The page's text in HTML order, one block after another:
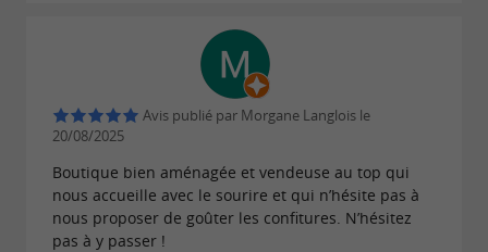
Une qualité irréprochable sans
compromis
L'un des secrets des confitures de Les
Confitures du Clocherréside dans leur
fabrication. L'entreprise se refuse à utiliser des
Avis publié par Morgane Langlois le
20/08/2025
Boutique bien aménagée et vendeuse au top qui
nous accueille avec le sourire et qui n’hésite pas à
nous proposer de goûter les confitures. N’hésitez
pas à y passer !